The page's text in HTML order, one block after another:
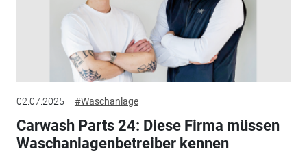
02.07.2025 #Waschanlage
Carwash Parts 24: Diese Firma müssen
Waschanlagenbetreiber kennen